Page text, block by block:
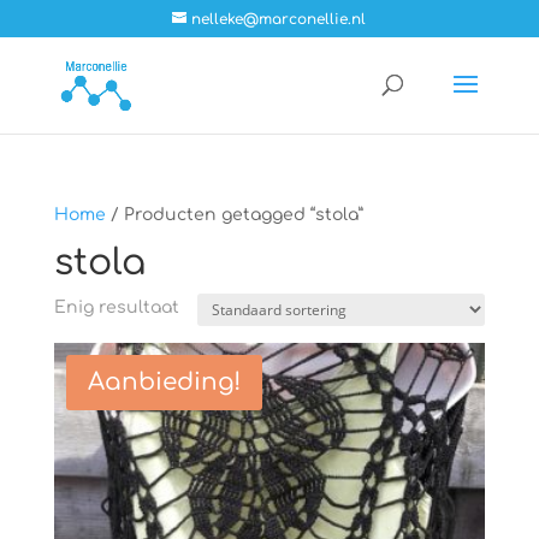
nelleke@marconellie.nl
Home / Producten getagged “stola”
stola
Enig resultaat
Aanbieding!